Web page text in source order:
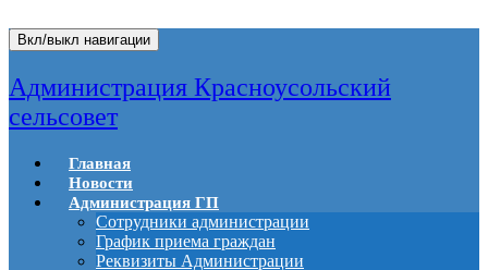
Вкл/выкл навигации
Администрация Красноусольский
сельсовет
Главная
Новости
Администрация ГП
Сотрудники администрации
График приема граждан
Реквизиты Администрации